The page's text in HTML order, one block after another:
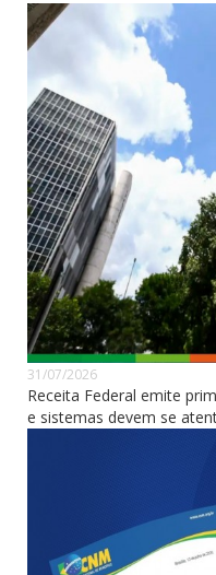
31/07/2026
Receita Federal emite
e sistemas devem se